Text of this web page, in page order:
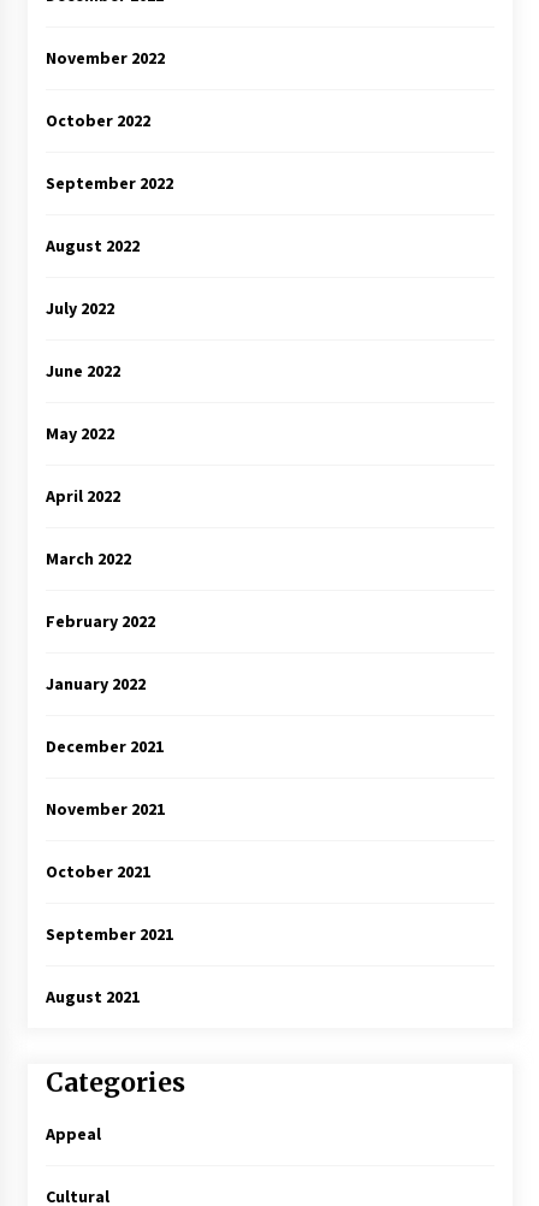
November 2022
October 2022
September 2022
August 2022
July 2022
June 2022
May 2022
April 2022
March 2022
February 2022
January 2022
December 2021
November 2021
October 2021
September 2021
August 2021
Categories
Appeal
Cultural